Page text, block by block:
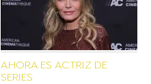
AHORA ES ACTRIZ DE
SERIES